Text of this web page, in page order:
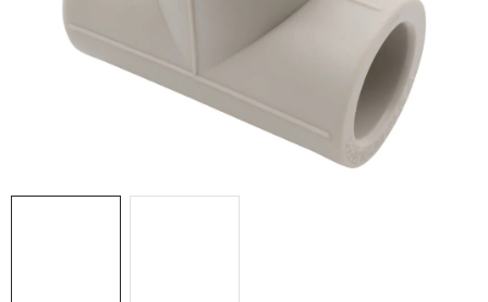
Hodnotenie obchodu Kontakty
Napíšte nám
Doprava a Platba